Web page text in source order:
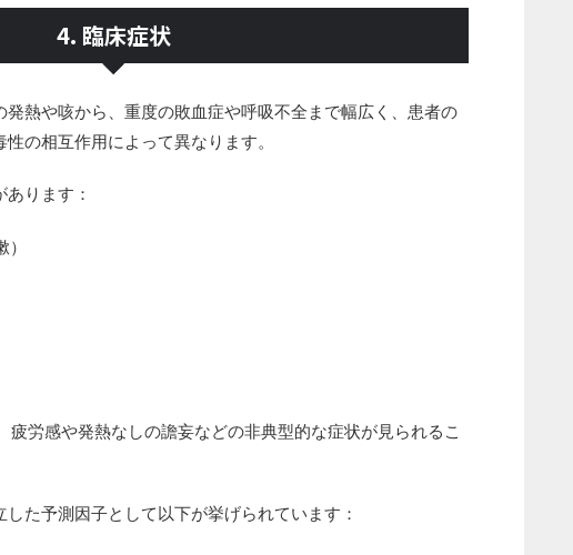
4. 臨床症状
熱や咳から、重度の敗血症や呼吸不全まで幅広く、患者の
の相互作用によって異なります。
ります：
疲労感や発熱なしの譫妄などの非典型的な症状が見られるこ
た予測因子として以下が挙げられています：